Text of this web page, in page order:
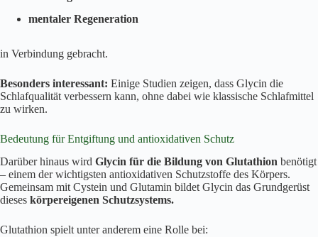
mentaler Regeneration
in Verbindung gebracht.
Besonders interessant: Einige Studien zeigen, dass Glycin die
Schlafqualität verbessern kann, ohne dabei wie klassische Schlafmittel
zu wirken.
Bedeutung für Entgiftung und antioxidativen Schutz
Darüber hinaus wird Glycin für die Bildung von Glutathion benötigt
– einem der wichtigsten antioxidativen Schutzstoffe des Körpers.
Gemeinsam mit Cystein und Glutamin bildet Glycin das Grundgerüst
dieses körpereigenen Schutzsystems.
Glutathion spielt unter anderem eine Rolle bei: